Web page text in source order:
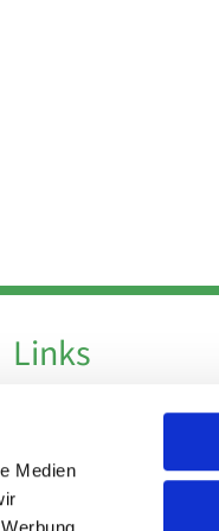
Medien
Links
Impressum